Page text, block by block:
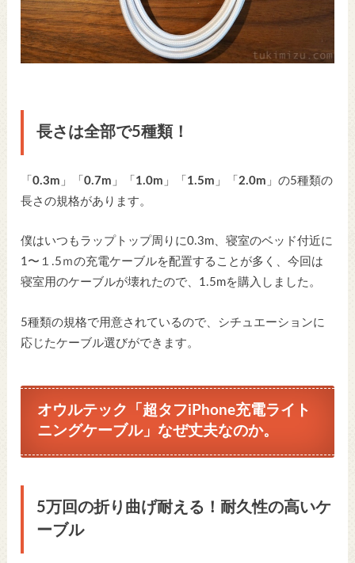
長さは全部で5種類！
「0.3m 」「0.7m 」「 1.0m 」「 1.5m 」「 2.0m 」の5種類の
長さの規格があります。
僕はいつもラップトップ周りに0.3m、寝室のベッド付近に
1〜１.5ｍの充電ケーブルを配置することが多く、今回は
寝室用のケーブルが壊れたので、1.5mを購入しました。
5種類の規格で用意されているので、シチュエーションに
応じたケーブル選びができます。
オウルテック「超タフiPhone充電ライト
ニングケーブル」なぜ丈夫なのか。
5万回の折り曲げ耐える！耐久性の高いケ
ーブル